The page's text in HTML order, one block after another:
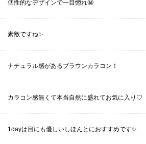
個性的なデザインで一目惚れ🤩
素敵ですね✨
ナチュラル感があるブラウンカラコン！
カラコン感無くて本当自然に盛れてお気に入り♡
1dayは目にも優しいしほんとにおすすめです✨